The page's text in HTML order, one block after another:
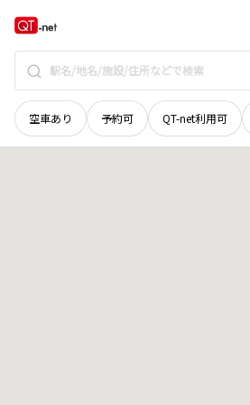
空車あり 予約可 QT-net利用可
愛媛県